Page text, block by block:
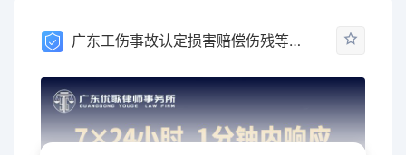
广东工伤事故认定损害赔偿伤残等级鉴定仲裁申请工伤赔偿计算